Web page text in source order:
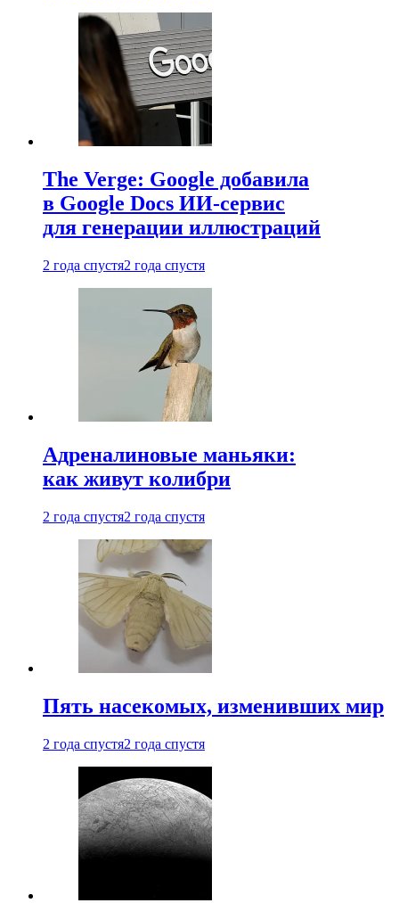
The Verge: Google добавила
в Google Docs ИИ-сервис
для генерации иллюстраций
2 года спустя2 года спустя
Адреналиновые маньяки:
как живут колибри
2 года спустя2 года спустя
Пять насекомых, изменивших мир
2 года спустя2 года спустя